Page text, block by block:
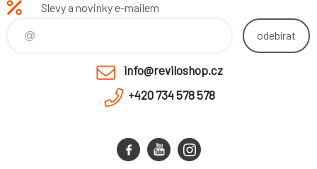
Slevy a novinky e-mailem
odebírat
info@reviloshop.cz
+420 734 578 578